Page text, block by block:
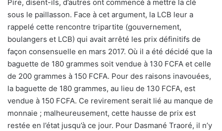
Pire, disent-ils, d’autres ont commencé à mettre la clé
sous le paillasson. Face à cet argument, la LCB leur a
rappelé cette rencontre tripartite (gouvernement,
boulangers et LCB) qui avait arrêté les prix définitifs de
façon consensuelle en mars 2017. Où il a été décidé que la
baguette de 180 grammes soit vendue à 130 FCFA et celle
de 200 grammes à 150 FCFA. Pour des raisons inavouées,
la baguette de 180 grammes, au lieu de 130 FCFA, est
vendue à 150 FCFA. Ce revirement serait lié au manque de
monnaie ; malheureusement, cette hausse de prix est
restée en l’état jusqu’à ce jour. Pour Dasmané Traoré, il n’y